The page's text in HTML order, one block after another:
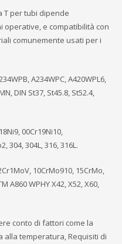
T per tubi dipende
operative, e compatibilità con
comunemente usati per i
A234WPC, A420WPL6,
DIN St37, St45.8, St52.4,
00Cr19Ni10,
304, 304L, 316, 316L.
10CrMo910, 15CrMo,
A860 WPHY X42, X52, X60,
conto di fattori come la
temperatura, Requisiti di